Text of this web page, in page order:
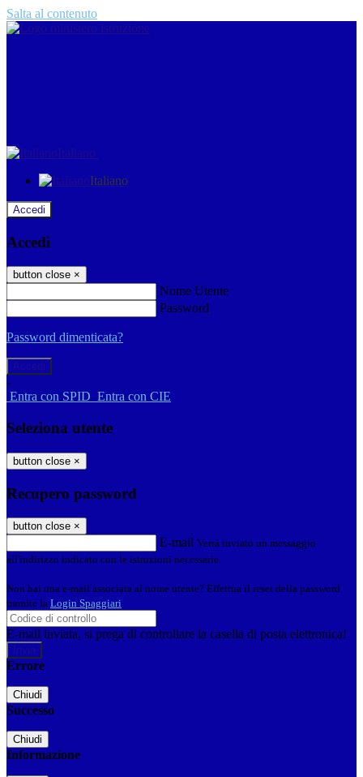
Salta al contenuto
Italiano
Italiano
Accedi
Accedi
button close ×
Nome Utente
Password
Password dimenticata?
-
Entra con SPID Entra con CIE
Seleziona utente
button close ×
Recupero password
button close ×
E-mail Verrà inviato un messaggio
all'indirizzo indicato con le istruzioni necessarie.
Non hai una e-mail associata al nome utente? Effettua il reset della password
tramite la Login Spaggiari
E-mail inviata, si prega di controllare la casella di posta elettronica!
Errore
Chiudi
Successo
Chiudi
Informazione